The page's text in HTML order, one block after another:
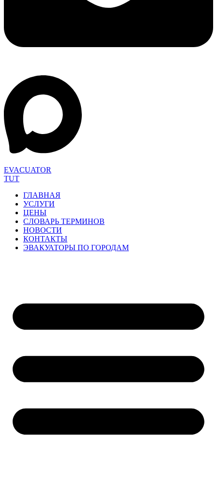
EVACUATOR
TUT
ГЛАВНАЯ
УСЛУГИ
ЦЕНЫ
СЛОВАРЬ ТЕРМИНОВ
НОВОСТИ
КОНТАКТЫ
ЭВАКУАТОРЫ ПО ГОРОДАМ